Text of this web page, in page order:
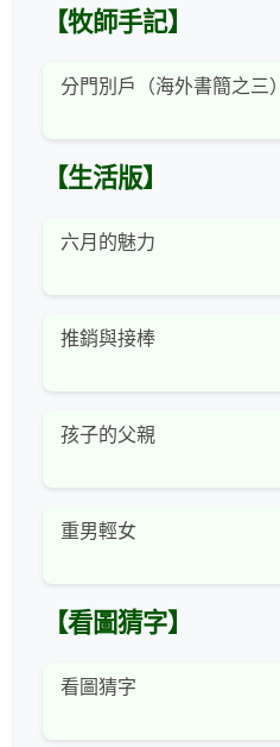
【牧師手記】
分門別戶（海外書簡之三）
【生活版】
六月的魅力
推銷與接棒
孩子的父親
重男輕女
【看圖猜字】
看圖猜字